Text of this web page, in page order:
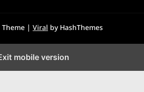
| Viral by HashThemes
mobile version